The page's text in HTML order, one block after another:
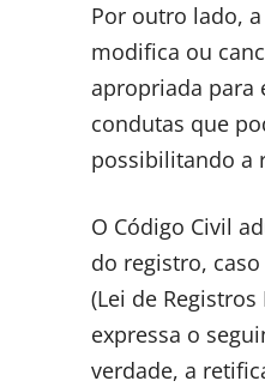
Por outro lado,
modifica ou
apropriada para
condutas que
possibilitando a
O Código Civil
do registro,
(Lei de
expressa o
verdade, a